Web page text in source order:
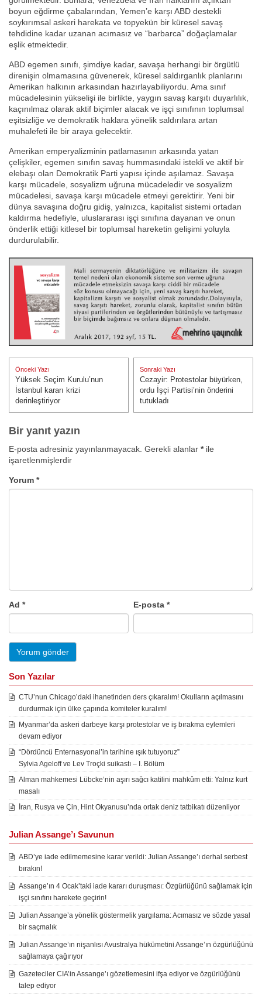
boyun eğdirme çabalarından, Yemen’e karşı ABD destekli
soykırımsal askeri harekata ve topyekün bir küresel savaş
tehdidine kadar uzanan acımasız ve “barbarca” doğaçlamalar
eşlik etmektedir.
ABD egemen sınıfı, şimdiye kadar, savaşa herhangi bir örgütlü
direnişin olmamasına güvenerek, küresel saldırganlık planlarını
Amerikan halkının arkasından hazırlayabiliyordu. Ama sınıf
mücadelesinin yükselişi ile birlikte, yaygın savaş karşıtı duyarlılık,
kaçınılmaz olarak aktif biçimler alacak ve işçi sınıfının toplumsal
eşitsizliğe ve demokratik haklara yönelik saldırılara artan
muhalefeti ile bir araya gelecektir.
Amerikan emperyalizminin patlamasının arkasında yatan
çelişkiler, egemen sınıfın savaş hummasındaki istekli ve aktif bir
elebaşı olan Demokratik Parti yapısı içinde aşılamaz. Savaşa
karşı mücadele, sosyalizm uğruna mücadeledir ve sosyalizm
mücadelesi, savaşa karşı mücadele etmeyi gerektirir. Yeni bir
dünya savaşına doğru gidiş, yalnızca, kapitalist sistemi ortadan
kaldırma hedefiyle, uluslararası işçi sınıfına dayanan ve onun
önderlik ettiği kitlesel bir toplumsal hareketin gelişimi yoluyla
durdurulabilir.
Yazı
gezinmesi
Önceki Yazı
Önceki Yazı:
Yüksek Seçim Kurulu’nun
İstanbul kararı krizi
derinleştiriyor
Sonraki Yazı
Sonraki Yazı:
Cezayir: Protestolar büyürken,
ordu İşçi Partisi’nin önderini
tutukladı
Bir yanıt yazın
E-posta adresiniz yayınlanmayacak. Gerekli alanlar *ile
işaretlenmişlerdir
Yorum *
Ad * E-posta*
Son Yazılar
CTU’nun Chicago’daki ihanetinden ders çıkaralım! Okulların açılmasını
durdurmak için ülke çapında komiteler kuralım!
Myanmar’da askeri darbeye karşı protestolar ve iş bırakma eylemleri
devam ediyor
“Dördüncü Enternasyonal’in tarihine ışık tutuyoruz”
Sylvia Ageloff ve Lev Troçki suikastı – I. Bölüm
Alman mahkemesi Lübcke’nin aşırı sağcı katilini mahkûm etti: Yalnız kurt
masalı
İran, Rusya ve Çin, Hint Okyanusu’nda ortak deniz tatbikatı düzenliyor
Julian Assange’ı Savunun
ABD’ye iade edilmemesine karar verildi: Julian Assange’ı derhal serbest
bırakın!
Assange’ın 4 Ocak’taki iade kararı duruşması: Özgürlüğünü sağlamak için
işçi sınıfını harekete geçirin!
Julian Assange’a yönelik göstermelik yargılama: Acımasız ve sözde yasal
bir saçmalık
Julian Assange’ın nişanlısı Avustralya hükümetini Assange’ın özgürlüğünü
sağlamaya çağırıyor
Gazeteciler CIA’in Assange’ı gözetlemesini ifşa ediyor ve özgürlüğünü
talep ediyor